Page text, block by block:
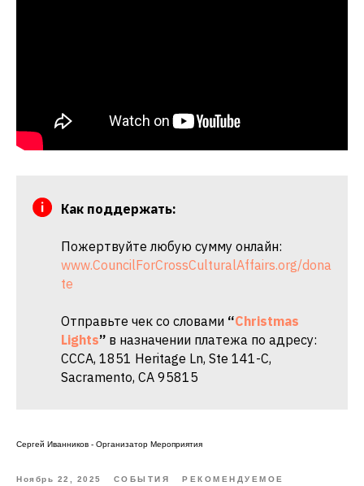
Как поддержать:
Пожертвуйте любую сумму онлайн:
www.CouncilForCrossCulturalAffairs.org/dona
te
Отправьте чек со словами “Christmas
Lights” в назначении платежа по адресу:
CCCA, 1851 Heritage Ln, Ste 141-C,
Sacramento, CA 95815
Сергей Иванников - Организатор Мероприятия
Ноябрь 22, 2025 СОБЫТИЯ РЕКОМЕНДУЕМОЕ